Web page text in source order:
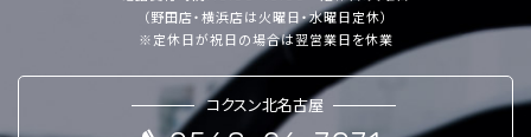
（野田店・横浜店は火曜日・水曜日定休）
※定休日が祝日の場合は翌営業日を休業
コクスン北名古屋